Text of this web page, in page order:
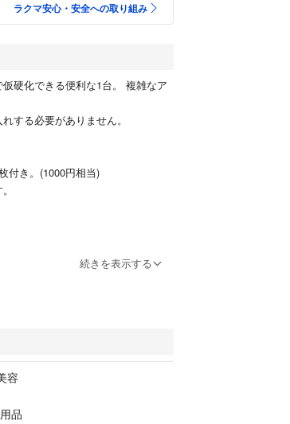
ラクマ安心・安全への取り組み
硬化できる便利な1台。 複雑なア
する必要がありません。
付き。(1000円相当)
続きを表示する
容
品